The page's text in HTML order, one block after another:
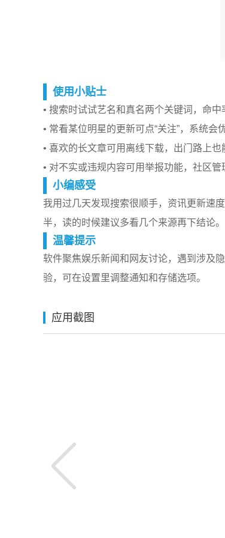
使用小贴士
• 搜索时试试艺名和真名两个关键词，命中
• 常看某位明星的更新可点“关注”，系统会
• 喜欢的长文章可用离线下载，出门路上也
• 对不实或违规内容可用举报功能，社区管
小编感受
我用过几天发现搜索很顺手，资讯更新速
半，读的时候建议多看几个来源再下结论。
温馨提示
软件聚焦娱乐新闻和网友讨论，遇到涉及
验，可在设置里调整通知和存储选项。
应用截图